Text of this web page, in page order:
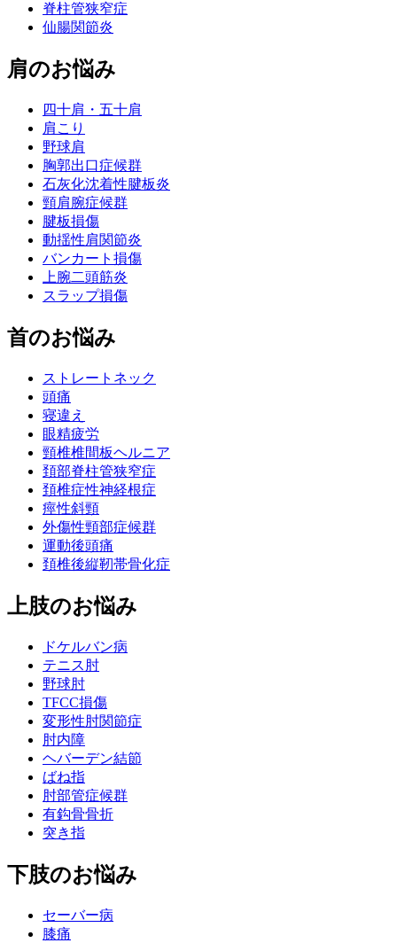
脊柱管狭窄症
仙腸関節炎
肩のお悩み
四十肩・五十肩
肩こり
野球肩
胸郭出口症候群
石灰化沈着性腱板炎
頸肩腕症候群
腱板損傷
動揺性肩関節炎
バンカート損傷
上腕二頭筋炎
スラップ損傷
首のお悩み
ストレートネック
頭痛
寝違え
眼精疲労
頸椎椎間板ヘルニア
頚部脊柱管狭窄症
頚椎症性神経根症
痙性斜頸
外傷性頸部症候群
運動後頭痛
頚椎後縦靭帯骨化症
上肢のお悩み
ドケルバン病
テニス肘
野球肘
TFCC損傷
変形性肘関節症
肘内障
ヘバーデン結節
ばね指
肘部管症候群
有鈎骨骨折
突き指
下肢のお悩み
セーバー病
膝痛